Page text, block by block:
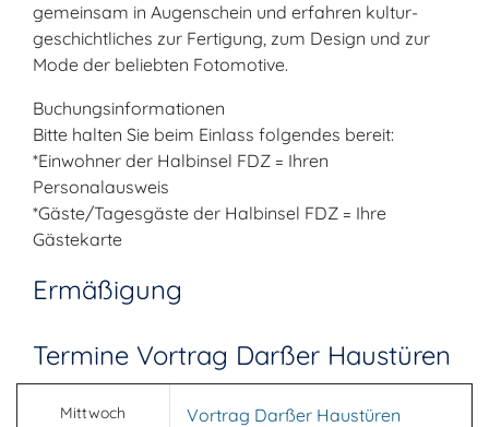
gemeinsam in Augenschein und erfahren kultur-
geschichtliches zur Fertigung, zum Design und zur
Mode der beliebten Fotomotive.
Buchungsinformationen
Bitte halten Sie beim Einlass folgendes bereit:
*Einwohner der Halbinsel FDZ = Ihren
Personalausweis
*Gäste/Tagesgäste der Halbinsel FDZ = Ihre
Gästekarte
Ermäßigung
Termine Vortrag Darßer Haustüren
Mittwoch
Vortrag Darßer Haustüren